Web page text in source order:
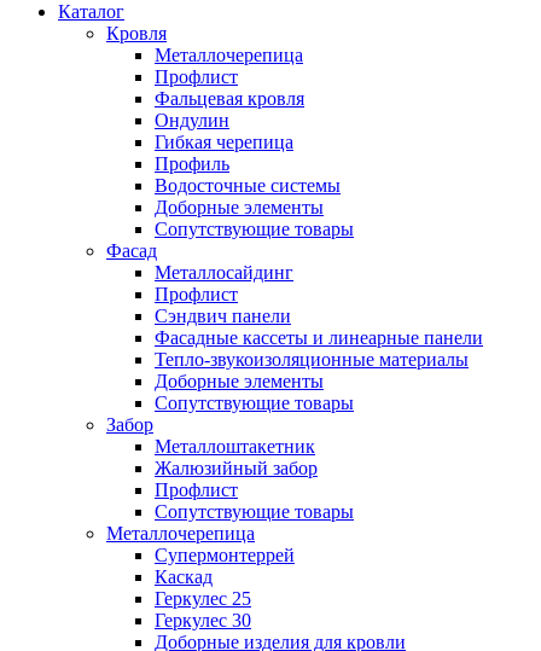
Каталог
Кровля
Металлочерепица
Профлист
Фальцевая кровля
Ондулин
Гибкая черепица
Профиль
Водосточные системы
Доборные элементы
Сопутствующие товары
Фасад
Металлосайдинг
Профлист
Сэндвич панели
Фасадные кассеты и линеарные панели
Тепло-звукоизоляционные материалы
Доборные элементы
Сопутствующие товары
Забор
Металлоштакетник
Жалюзийный забор
Профлист
Сопутствующие товары
Металлочерепица
Супермонтеррей
Каскад
Геркулес 25
Геркулес 30
Доборные изделия для кровли